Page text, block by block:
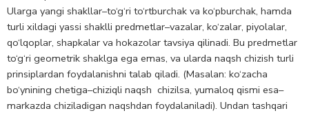
Ularga yangi shakllar–to‘g‘ri to‘rtburchak va ko‘pburchak, hamda
turli xildagi yassi shaklli predmetlar–vazalar, ko‘zalar, piyolalar,
qo‘lqoplar, shapkalar va hokazolar tavsiya qilinadi. Bu predmetlar
to‘g‘ri geometrik shaklga ega emas, va ularda naqsh chizish turli
prinsiplardan foydalanishni talab qiladi. (Masalan: ko‘zacha
bo‘ynining chetiga–chiziqli naqsh chizilsa, yumaloq qismi esa–
markazda chiziladigan naqshdan foydalaniladi). Undan tashqari